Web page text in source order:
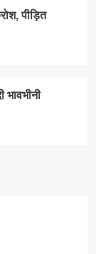
पीड़ित
भावभीनी